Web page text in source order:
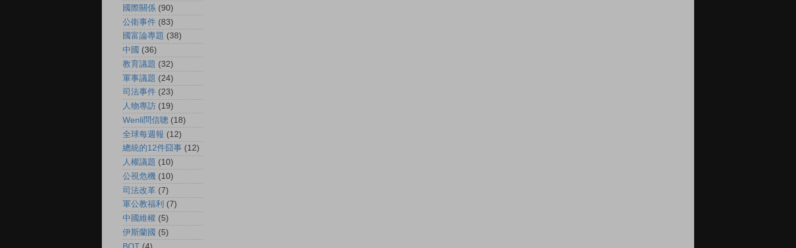
國際關係 (90)
公衛事件 (83)
國富論專題 (38)
中國 (36)
教育議題 (32)
軍事議題 (24)
司法事件 (23)
人物專訪 (19)
Wenli問信聰 (18)
全球每週報 (12)
總統的12件囧事 (12)
人權議題 (10)
公視危機 (10)
司法改革 (7)
軍公教福利 (7)
中國維權 (5)
伊斯蘭國 (5)
BOT (4)